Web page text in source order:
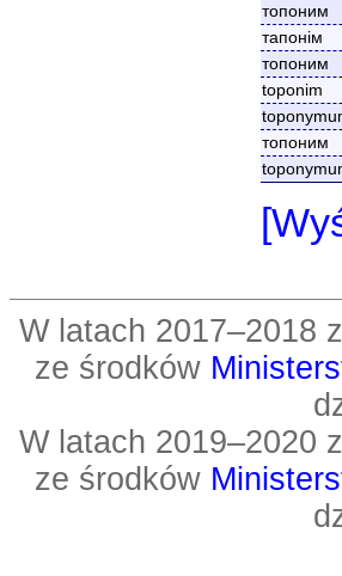
топоним
тапонім
топоним
toponim
топоним
W latach 2017–2018
ze środków
W latach 2019–2020
ze środków